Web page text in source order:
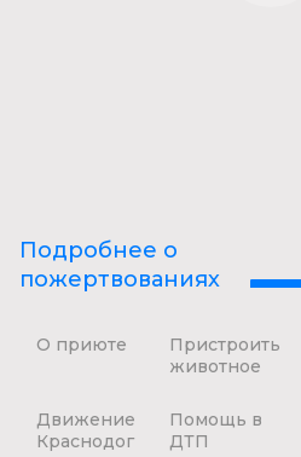
Подробнее о
пожертвованиях
О приюте
Пристроить
животное
Движение
Краснодог
Помощь в
ДТП